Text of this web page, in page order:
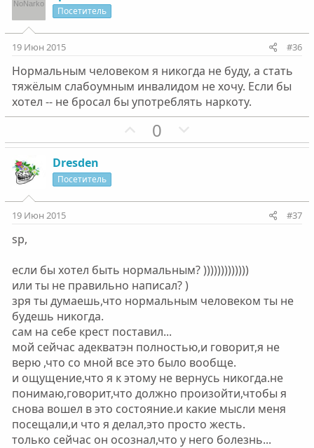
т
н
ы
й
о
с
т
н
ы
й
о
с
Посетитель
19 Июн 2015 #36
Нормальным человеком я никогда не буду, а стать
тяжёлым слабоумным инвалидом не хочу. Если бы
хотел -- не бросал бы употреблять наркоту.
П
о
т
ы
й
г
о
л
о
с
0
е
т
ы
й
г
о
с
Dresden
Посетитель
19 Июн 2015 #37
sp,
если бы хотел быть нормальным? )))))))))))))
или ты не правильно написал? )
зря ты думаешь,что нормальным человеком ты не
будешь никогда.
сам на себе крест поставил...
мой сейчас адекватэн полностью,и говорит,я не
верю ,что со мной все это было вообще.
и ощущение,что я к этому не вернусь никогда.не
понимаю,говорит,что должно произойти,чтобы я
снова вошел в это состояние.и какие мысли меня
посещали,и что я делал,это просто жесть.
только сейчас он осознал,что у него болезнь...